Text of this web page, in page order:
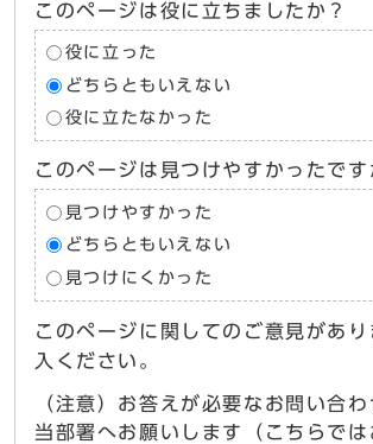
このページは役に立ちましたか？
役に立った
どちらともいえない
役に立たなかった
このページは見つけやすかったです
見つけやすかった
どちらともいえない
見つけにくかった
このページに関してのご意見があ
入ください。
（注意）お答えが必要なお問い合
当部署へお願いします（こちらで